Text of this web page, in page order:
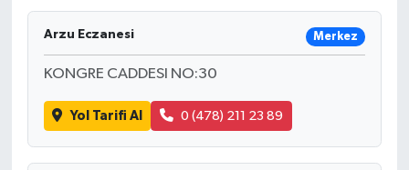
Arzu Eczanesi Merkez
KONGRE CADDESI NO:30
Yol Tarifi Al 0 (478) 211 23 89
Yerel